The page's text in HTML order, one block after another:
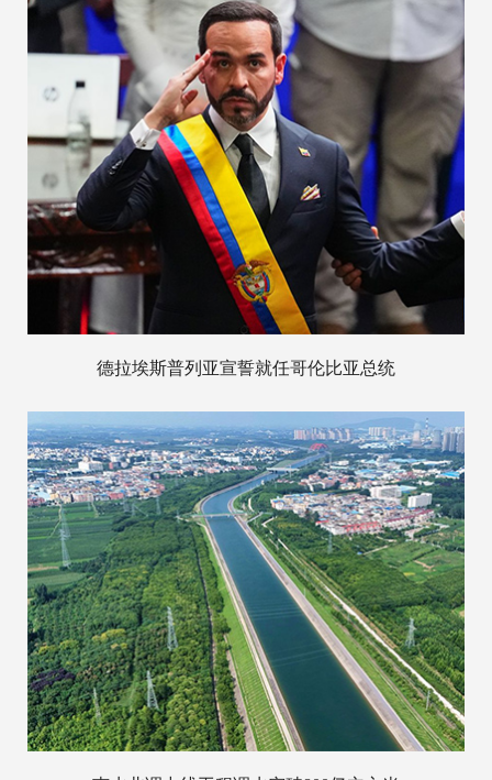
德拉埃斯普列亚宣誓就任哥伦比亚总统